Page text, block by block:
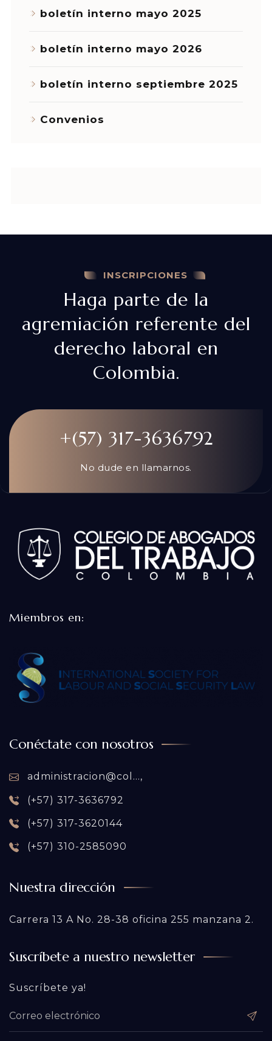
boletín interno mayo 2025
boletín interno mayo 2026
boletín interno septiembre 2025
Convenios
INSCRIPCIONES
Haga parte de la
agremiación referente del
derecho laboral en
Colombia.
+(57) 317-3636792
No dude en llamarnos.
Miembros en:
Conéctate con nosotros
administracion@col...,
(+57) 317-3636792
(+57) 317-3620144
(+57) 310-2585090
Nuestra dirección
Carrera 13 A No. 28-38 oficina 255 manzana 2.
Suscríbete a nuestro newsletter
Suscríbete ya!